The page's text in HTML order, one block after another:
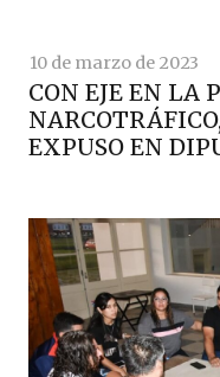
10 de marzo de 2023
CON EJE EN LA
EXPUSO EN